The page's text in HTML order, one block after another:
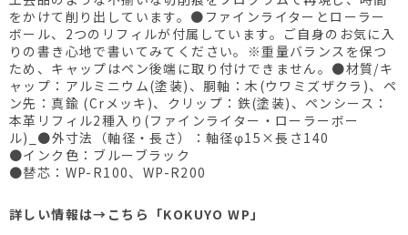
をかけて削り出しています。●ファインライターとローラー
ボール、2つのリフィルが付属しています。ご自身のお気に入
りの書き心地で書いてみてください。※重量バランスを保つ
ため、キャップはペン後端に取り付けできません。●材質/キ
ャップ：アルミニウム(塗装)、胴軸：木(ウワミズザクラ)、ペ
ン先：真鍮 (Crメッキ)、クリップ：鉄(塗装)、ペンシース：
本革リフィル2種入り(ファインライター・ローラーボー
ル)_●外寸法（軸径・長さ）：軸径φ15×長さ140
●インク色：ブルーブラック
●替芯：WP-R100、WP-R200
詳しい情報は→こちら「KOKUYO WP」